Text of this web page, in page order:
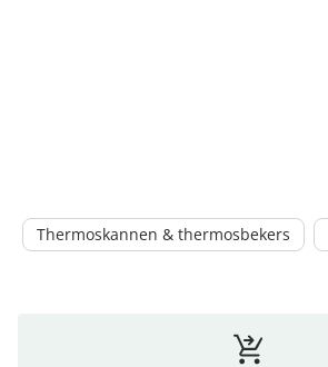
Thermoskannen & thermosbekers